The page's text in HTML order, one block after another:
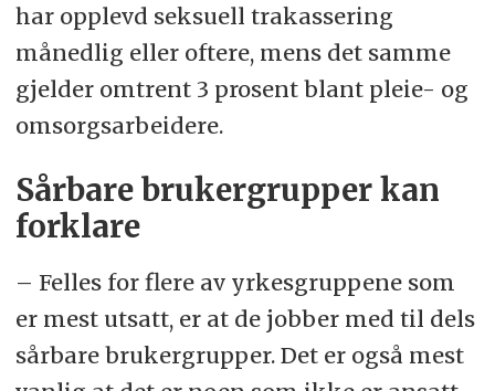
har opplevd seksuell trakassering
månedlig eller oftere, mens det samme
gjelder omtrent 3 prosent blant pleie- og
omsorgsarbeidere.
Sårbare brukergrupper kan
forklare
– Felles for flere av yrkesgruppene som
er mest utsatt, er at de jobber med til dels
sårbare brukergrupper. Det er også mest